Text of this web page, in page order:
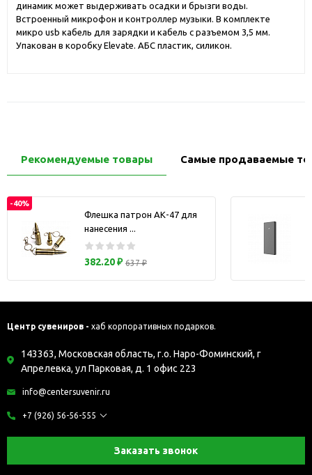
динамик может выдерживать осадки и брызги воды.
Встроенный микрофон и контроллер музыки. В комплекте
микро usb кабель для зарядки и кабель с разъемом 3,5 мм.
Упакован в коробку Elevate. АБС пластик, силикон.
Рекомендуемые товары Самые продаваемые
-40%
Флешка патрон АК-47 для
нанесения ...
382.20 ₽ 637 ₽
Центр сувениров - хаб корпоративных подарков.
143363, Московская область, г.о. Наро-Фоминский, г
Апрелевка, ул Парковая, д. 1 офис 223
info@centersuvenir.ru
+7 (926) 56-56-555
Заказать звонок